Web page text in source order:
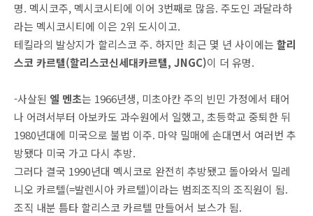
명. 멕시코주, 멕시코시티에 이어 3번째로 많음. 주도인 과달라하
라는 멕시코시티에 이은 2위 도시이고.
테킬라의 발상지가 할리스코 주. 하지만 최근 몇 년 사이에는 할리
스코 카르텔(할리스코신세대카르텔, JNGC)이 더 유명.
-사살된 엘 멘초는 1966년생, 미초아칸 주의 빈민 가정에서 태어
나 어려서부터 아보카도 과수원에서 일했고, 초등학교 중퇴한 뒤
1980년대에 미국으로 불법 이주. 마약 밀매에 손대면서 여러번 추
방됐다 미국 가고 다시 추방.
그러다 결국 1990년대 멕시코로 완전히 추방됐고 돌아와서 밀레
니오 카르텔(=발렌시아 카르텔)이라는 범죄조직의 조직원이 됨.
조직 내분 틈타 할리스코 카르텔 만들어서 보스가 됨.